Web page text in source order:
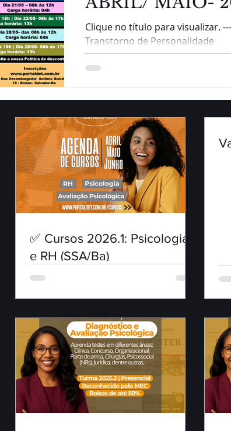
Clique no título para visualizar. ------ -WORKSHOP:
Transtorno de Personalidade
Borderline- Manejo Clínico sob
do...
✅ Cursos 2026.1: Psicologia
e RH (SSA/Ba)